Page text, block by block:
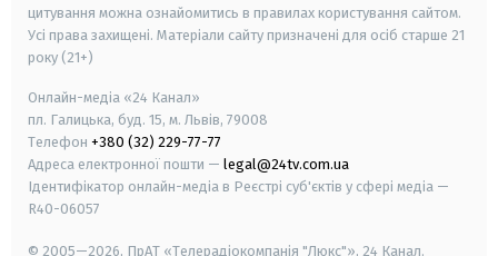
цитування можна ознайомитись в правилах користування сайтом.
Усі права захищені. Матеріали сайту призначені для осіб старше 21
року (21+)
Онлайн-медіа «24 Канал»
пл. Галицька, буд. 15, м. Львів, 79008
Телефон +380 (32) 229-77-77
Адреса електронної пошти — legal@24tv.com.ua
Ідентифікатор онлайн-медіа в Реєстрі суб'єктів у сфері медіа —
R40-06057
© 2005—2026, ПрАТ «Телерадіокомпанія "Люкс"», 24 Канал.